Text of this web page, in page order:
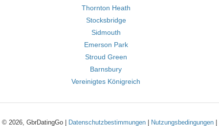
Thornton Heath
Stocksbridge
Sidmouth
Emerson Park
Stroud Green
Barnsbury
Vereinigtes Königreich
© 2026, GbrDatingGo | Datenschutzbestimmungen Nutzungsbedingungen